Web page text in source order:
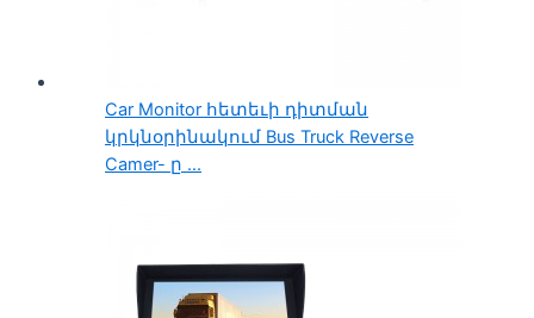
Car Monitor հետեւի դիտման
կրկնօրինակում Bus Truck Reverse
Camer- ը ...